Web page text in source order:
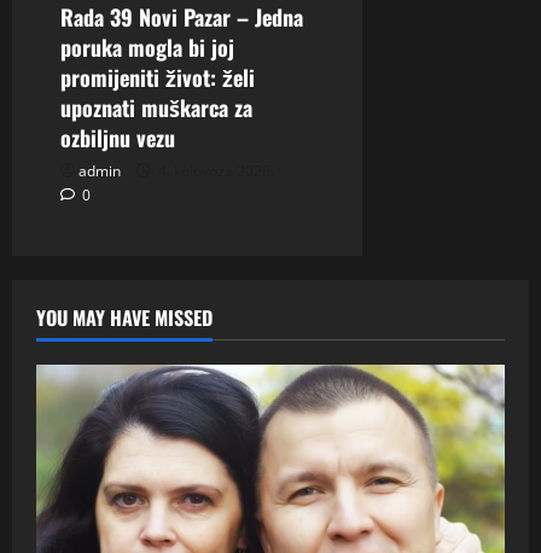
Rada 39 Novi Pazar – Jedna
poruka mogla bi joj
promijeniti život: želi
upoznati muškarca za
ozbiljnu vezu
admin
0
YOU MAY HAVE MISSED